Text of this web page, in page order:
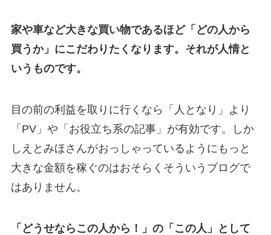
家や車など大きな買い物であるほど「どの人から
買うか」にこだわりたくなります。それが人情と
いうものです。
目の前の利益を取りに行くなら「人となり」より
「PV」や「お役立ち系の記事」が有効です。しか
しえとみほさんがおっしゃっているようにもっと
大きな金額を稼ぐのはおそらくそういうブログで
はありません。
「どうせならこの人から！」の「この人」として